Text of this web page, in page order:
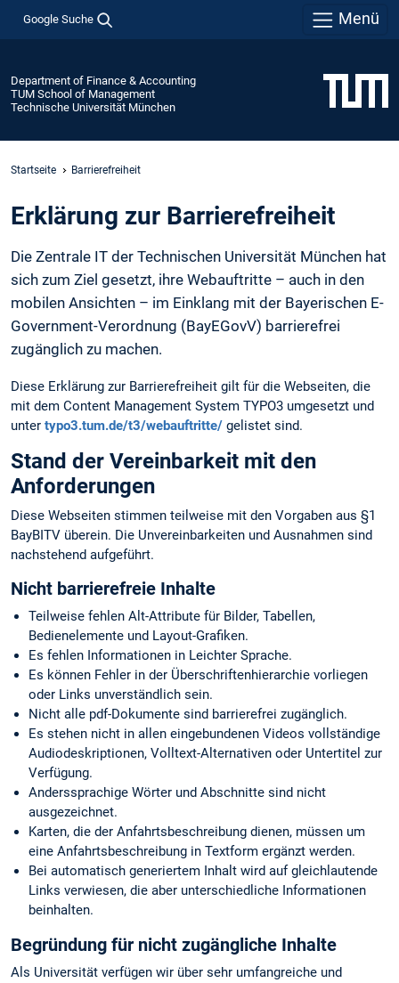
Google Suche Menü
Department of Finance & Accounting
TUM School of Management
Technische Universität München
Startseite Barrierefreiheit
Erklärung zur Barrierefreiheit
Die Zentrale IT der Technischen Universität München hat
sich zum Ziel gesetzt, ihre Webauftritte – auch in den
mobilen Ansichten – im Einklang mit der Bayerischen E-
Government-Verordnung (BayEGovV) barrierefrei
zugänglich zu machen.
Diese Erklärung zur Barrierefreiheit gilt für die Webseiten, die
mit dem Content Management System TYPO3 umgesetzt und
unter typo3.tum.de/t3/webauftritte/ gelistet sind.
Stand der Vereinbarkeit mit den
Anforderungen
Diese Webseiten stimmen teilweise mit den Vorgaben aus §1
BayBITV überein. Die Unvereinbarkeiten und Ausnahmen sind
nachstehend aufgeführt.
Nicht barrierefreie Inhalte
Teilweise fehlen Alt-Attribute für Bilder, Tabellen,
Bedienelemente und Layout-Grafiken.
Es fehlen Informationen in Leichter Sprache.
Es können Fehler in der Überschriftenhierarchie vorliegen
oder Links unverständlich sein.
Nicht alle pdf-Dokumente sind barrierefrei zugänglich.
Es stehen nicht in allen eingebundenen Videos vollständige
Audiodeskriptionen, Volltext-Alternativen oder Untertitel zur
Verfügung.
Anderssprachige Wörter und Abschnitte sind nicht
ausgezeichnet.
Karten, die der Anfahrtsbeschreibung dienen, müssen um
eine Anfahrtsbeschreibung in Textform ergänzt werden.
Bei automatisch generiertem Inhalt wird auf gleichlautende
Links verwiesen, die aber unterschiedliche Informationen
beinhalten.
Begründung für nicht zugängliche Inhalte
Als Universität verfügen wir über sehr umfangreiche und